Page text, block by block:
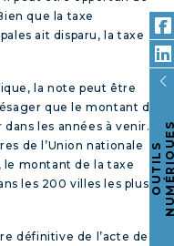
que la taxe
ait disparu, la taxe
la note peut être
que le montant de
les années à venir.
de l’Union nationale
le montant de la taxe
les 200 villes les plus
définitive de l’acte de
O
U
T
I
L
S
N
U
M
É
R
I
Q
U
E